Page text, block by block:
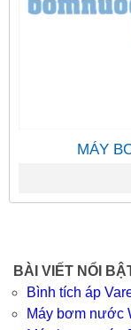
MÁY
BÀI VIẾT NỔI
Bình tích áp
Máy bơm nước